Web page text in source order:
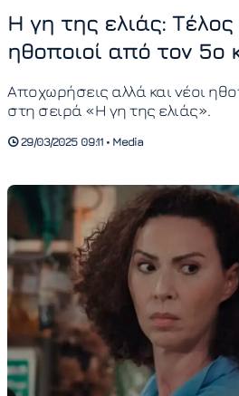
Η γη της ελιάς: Τέλος
ηθοποιοί από τον 5ο
Αποχωρήσεις αλλά και νέοι
στη σειρά «Η γη της ελιάς».
29/03/2025 09:11 • Media